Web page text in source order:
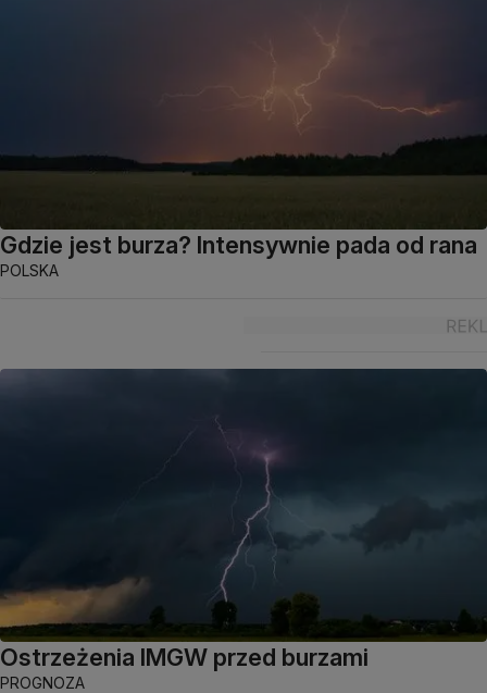
Gdzie jest burza? Intensywnie pada od rana
POLSKA
Ostrzeżenia IMGW przed burzami
PROGNOZA